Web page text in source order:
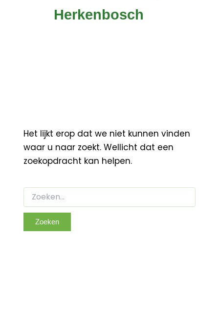
Herkenbosch
Het lijkt erop dat we niet kunnen vinden
waar u naar zoekt. Wellicht dat een
zoekopdracht kan helpen.